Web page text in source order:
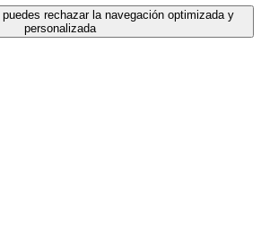
rechazar la navegación optimizada y
personalizada